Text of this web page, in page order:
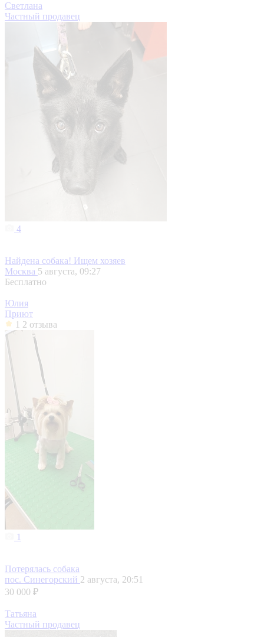
Светлана
Частный продавец
4
Найдена собака! Ищем хозяев
Москва 5 августа, 09:27
Бесплатно
Юлия
Приют
1 2 отзыва
1
Потерялась собака
пос. Синегорский 2 августа, 20:51
30 000 ₽
Татьяна
Частный продавец